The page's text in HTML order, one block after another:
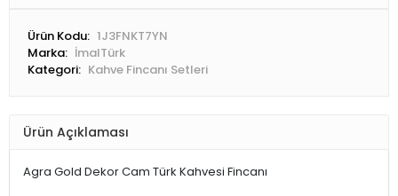
Ürün Kodu: 1J3FNKT7YN
Marka: İmalTürk
Kategori: Kahve Fincanı Setleri
Ürün Açıklaması
Agra Gold Dekor Cam Türk Kahvesi Fincanı